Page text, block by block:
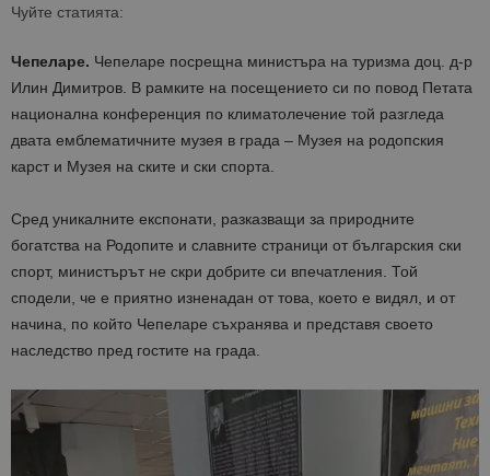
Чуйте статията:
Чепеларе. Чепеларе посрещна министъра на туризма доц. д-р
Илин Димитров. В рамките на посещението си по повод Петата
национална конференция по климатолечение той разгледа
двата емблематичните музея в града – Музея на родопския
карст и Музея на ските и ски спорта.
Сред уникалните експонати, разказващи за природните
богатства на Родопите и славните страници от българския ски
спорт, министърът не скри добрите си впечатления. Той
сподели, че е приятно изненадан от това, което е видял, и от
начина, по който Чепеларе съхранява и представя своето
наследство пред гостите на града.